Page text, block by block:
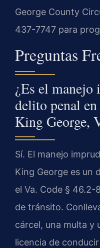
George County
437-7747 para
Preguntas
¿Es el manejo
delito penal
King George,
Sí. El manejo
King George es un
el Va. Code § 46.2-
de tránsito.
cárcel, una multa y
licencia de